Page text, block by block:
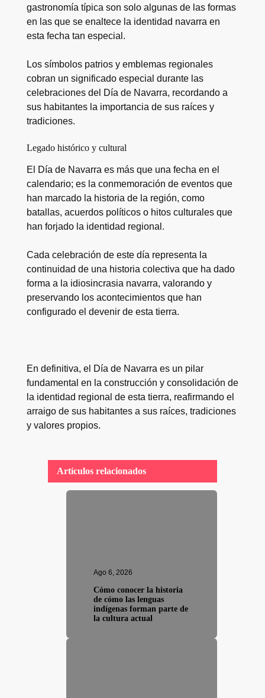
gastronomía típica son solo algunas de las formas
en las que se enaltece la identidad navarra en
esta fecha tan especial.
Los símbolos patrios y emblemas regionales
cobran un significado especial durante las
celebraciones del Día de Navarra, recordando a
sus habitantes la importancia de sus raíces y
tradiciones.
Legado histórico y cultural
El Día de Navarra es más que una fecha en el
calendario; es la conmemoración de eventos que
han marcado la historia de la región, como
batallas, acuerdos políticos o hitos culturales que
han forjado la identidad regional.
Cada celebración de este día representa la
continuidad de una historia colectiva que ha dado
forma a la idiosincrasia navarra, valorando y
preservando los acontecimientos que han
configurado el devenir de esta tierra.
En definitiva, el Día de Navarra es un pilar
fundamental en la construcción y consolidación de
la identidad regional de esta tierra, reafirmando el
arraigo de sus habitantes a sus raíces, tradiciones
y valores propios.
Artículos relacionados
Ago 6, 2026
Cómo conocer la historia
de cómo las lenguas
indígenas forman parte de
la cultura actual